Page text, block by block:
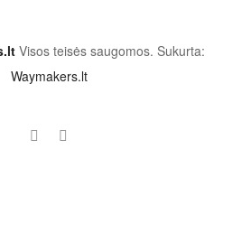
Visos teisės saugomos. Sukurta:
Waymakers.lt